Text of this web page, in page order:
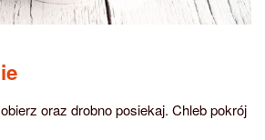
oraz drobno posiekaj. Chleb pokrój